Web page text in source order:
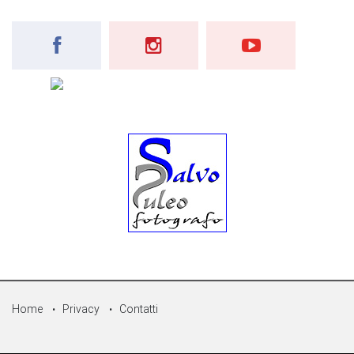
Home Privacy Contatti